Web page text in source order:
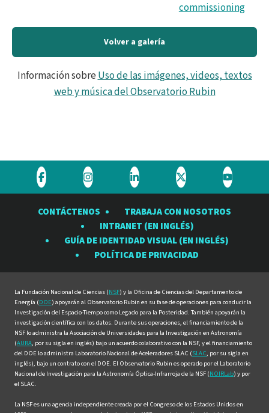
commissioning
Volver a galería
Información sobreUso de las imágenes, videos, textos
web y música del Observatorio Rubin
Visite
Observatorio
Visite
Observatorio
Rubin
en
Visite
Observatorio
Rubin
en
Visite
Observatorio
Rubin
en
Visite
Rubin
en
CONTÁCTENOS
TRABAJA CON NOSOTROS
INTRANET (EN INGLÉS)
GUÍA DE IDENTIDAD VISUAL (EN INGLÉS)
POLÍTICA DE PRIVACIDAD
La Fundación Nacional de Ciencias (NSF) y la Oficina de Ciencias del Departamento de
Energía (DOE) apoyarán al Observatorio Rubin en su fase de operaciones para conducir la
Investigación del Espacio-Tiempo como Legado para la Posteridad. También apoyarán la
investigación científica con los datos. Durante sus operaciones, el financiamiento de la
NSF lo administra la Asociación de Universidades para la Investigación en Astronomía
(AURA, por su sigla en inglés) bajo un acuerdo colaborativo con la NSF, y el financiamiento
del DOE lo administra Laboratorio Nacional de Aceleradores SLAC (SLAC, por su sigla en
inglés), bajo un contrato con el DOE. El Observatorio Rubin es operado por el Laboratorio
Nacional de Investigación para la Astronomía Óptica-Infrarroja de la NSF (NOIRLab) y por
el SLAC.
La NSF es una agencia independiente creada por el Congreso de los Estados Unidos en